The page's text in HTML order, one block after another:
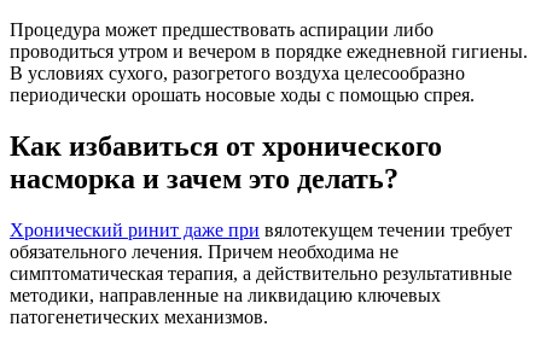
Процедура может предшествовать аспирации либо
проводиться утром и вечером в порядке ежедневной гигиены.
В условиях сухого, разогретого воздуха целесообразно
периодически орошать носовые ходы с помощью спрея.
Как избавиться от хронического
насморка и зачем это делать?
Хронический ринит даже при вялотекущем течении требует
обязательного лечения. Причем необходима не
симптоматическая терапия, а действительно результативные
методики, направленные на ликвидацию ключевых
патогенетических механизмов.